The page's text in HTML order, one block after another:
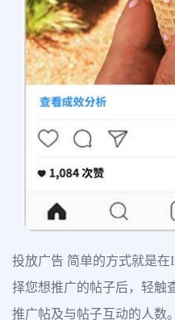
投放广告 简单的方式就是在
择您想推广的帖子后，轻触
推广帖及与帖子互动的人数。